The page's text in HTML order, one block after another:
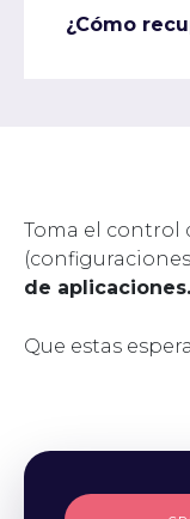
¿Cómo
Toma el control
de aplicaciones.
Que estas